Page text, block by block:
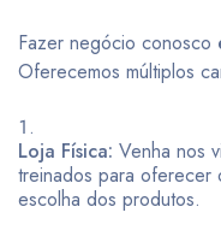
Fazer negócio conosco
Oferecemos múltiplos
Loja Física: Venha nos
treinados para oferecer
escolha dos produtos.